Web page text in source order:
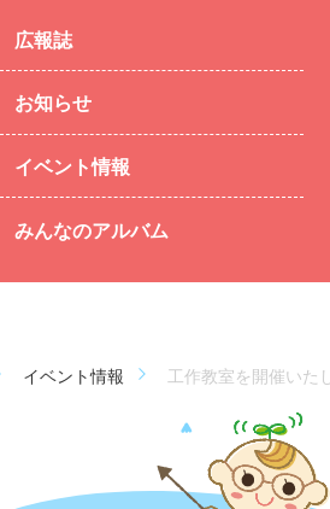
広報誌
お知らせ
イベント情報
みんなのアルバム
イベント情報 工作教室を開催いた